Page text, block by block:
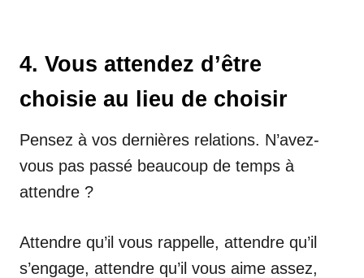
4. Vous attendez d’être
choisie au lieu de choisir
Pensez à vos dernières relations. N’avez-
vous pas passé beaucoup de temps à
attendre ?
Attendre qu’il vous rappelle, attendre qu’il
s’engage, attendre qu’il vous aime assez,